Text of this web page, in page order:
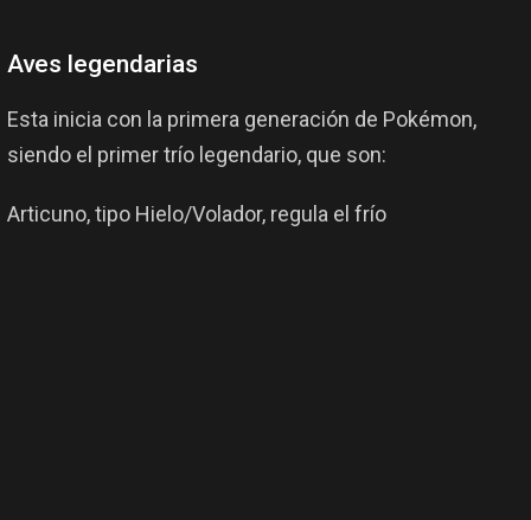
Aves legendarias
Esta inicia con la primera generación de Pokémon,
siendo el primer trío legendario, que son:
Articuno, tipo Hielo/Volador, regula el frío